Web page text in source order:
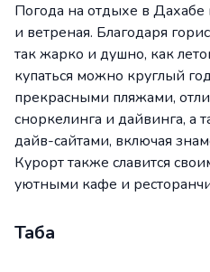
Погода на отдыхе в Дахабе
и ветреная. Благодаря
так жарко и душно, как
купаться можно круглый
прекрасными пляжами,
сноркелинга и дайвинга, а
дайв-сайтами, включая
Курорт также славится
уютными кафе и
Таба